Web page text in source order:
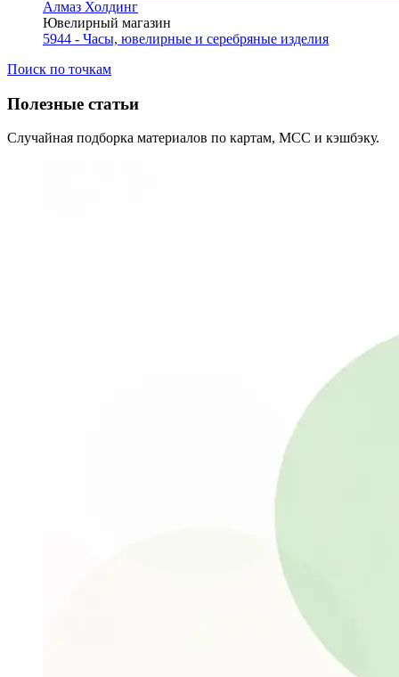
Алмаз Холдинг
Ювелирный магазин
5944 - Часы, ювелирные и серебряные изделия
Поиск по точкам
Полезные статьи
Случайная подборка материалов по картам, MCC и кэшбэку.